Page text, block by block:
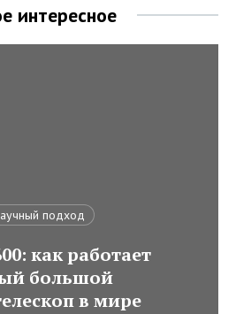
интересное
подход
как работает
большой
в мире